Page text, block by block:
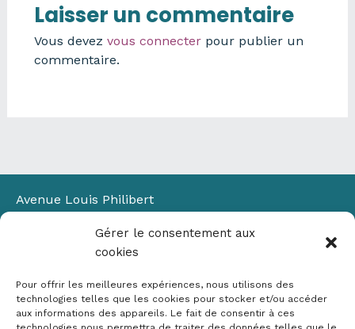
Gérer le consentement aux
cookies
Pour offrir les meilleures expériences, nous utilisons des
technologies telles que les cookies pour stocker et/ou accéder
aux informations des appareils. Le fait de consentir à ces
Laisser un commentaire
Vous devez vous connecterpour publier un
commentaire.
Avenue Louis Philibert
Bâtiment Laennec
13100 Aix-en-Provence
✉ contact@crige-paca.org